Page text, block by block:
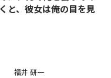
と、彼女は俺の目を見
福井 研一